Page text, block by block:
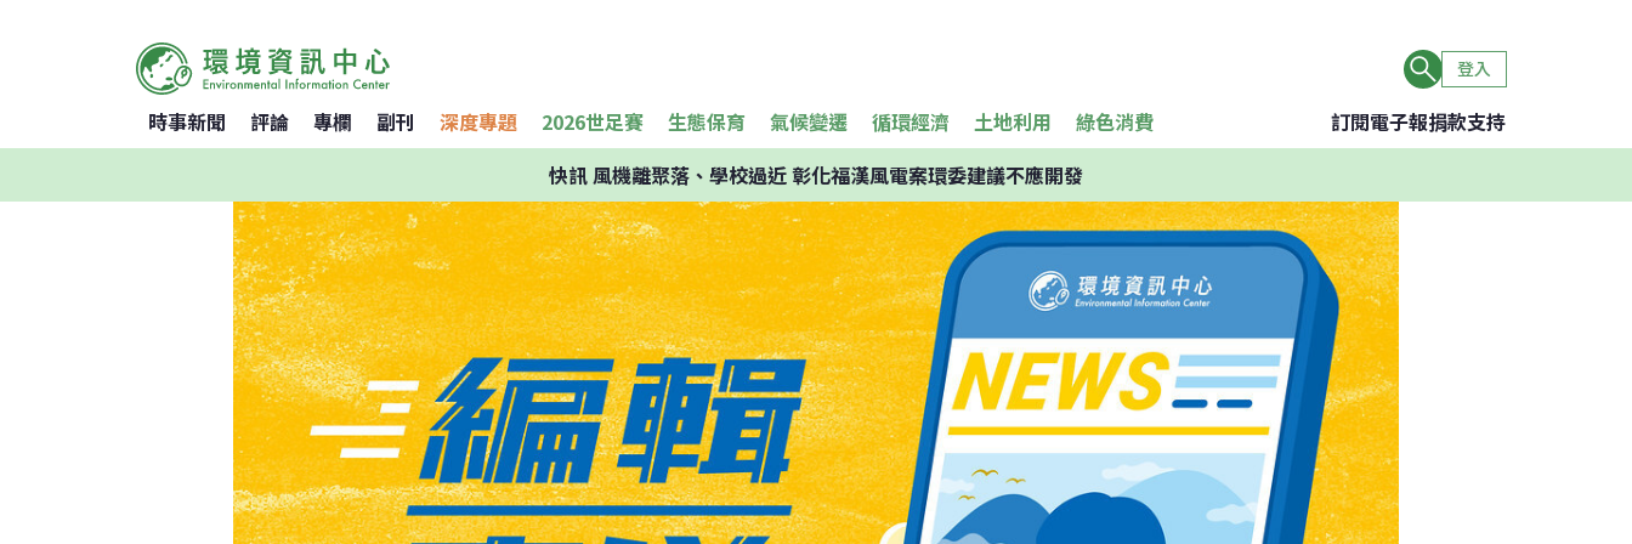
登入
時事新聞 評論 專欄 副刊 深度專題 2026世足賽 生態保育 氣候變遷 循環經濟 土地利用 綠色消費 訂閱電子報捐款支持
快訊風機離聚落、學校過近 彰化福漢風電案環委建議不應開發